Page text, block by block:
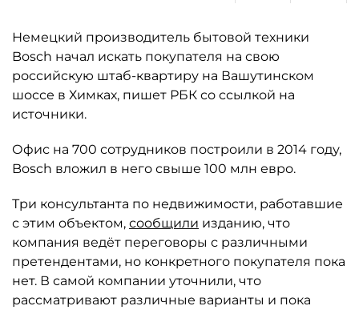
Немецкий производитель бытовой техники
Bosch начал искать покупателя на свою
российскую штаб-квартиру на Вашутинском
шоссе в Химках, пишет РБК со ссылкой на
источники.
Офис на 700 сотрудников построили в 2014 году,
Bosch вложил в него свыше 100 млн евро.
Три консультанта по недвижимости, работавшие
с этим объектом, сообщили изданию, что
компания ведёт переговоры с различными
претендентами, но конкретного покупателя пока
нет. В самой компании уточнили, что
рассматривают различные варианты и пока